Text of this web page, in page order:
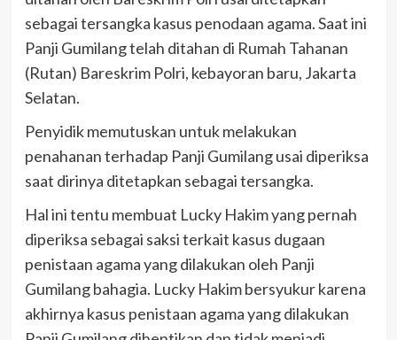
sebagai tersangka kasus penodaan agama. Saat ini
Panji Gumilang telah ditahan di Rumah Tahanan
(Rutan) Bareskrim Polri, kebayoran baru, Jakarta
Selatan.
Penyidik memutuskan untuk melakukan
penahanan terhadap Panji Gumilang usai diperiksa
saat dirinya ditetapkan sebagai tersangka.
Hal ini tentu membuat Lucky Hakim yang pernah
diperiksa sebagai saksi terkait kasus dugaan
penistaan agama yang dilakukan oleh Panji
Gumilang bahagia. Lucky Hakim bersyukur karena
akhirnya kasus penistaan agama yang dilakukan